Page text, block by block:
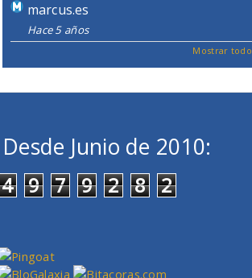
marcus.es
Hace 5 años
Mostrar todo
Desde Junio de 2010:
4 9 7 9 2 8 2